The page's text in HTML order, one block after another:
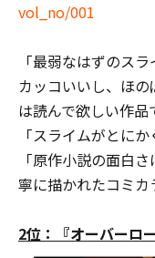
vol_no/001
「最弱なはずのス
カッコいいし、ほ
は読んで欲しい作品
「スライムがとに
「原作小説の面白
寧に描かれたコミカ
2位：『オーバーロー